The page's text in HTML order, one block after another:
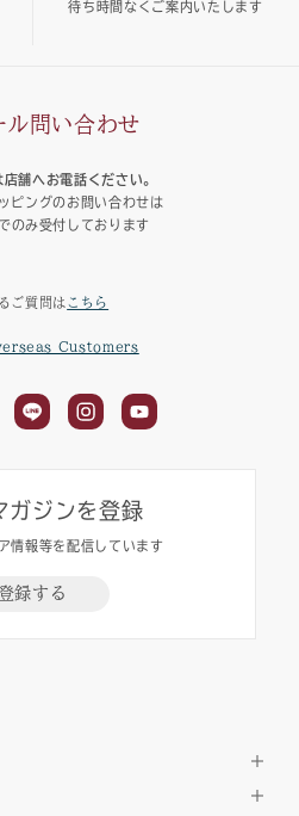
ル問い合わせ
舗へお電話ください。
ピングのお問い合わせは
でのみ受付しております
待ち時間なくご案内いたします
ご質問は こちら
Customers
ガジンを登録
情報等を配信しています
録する